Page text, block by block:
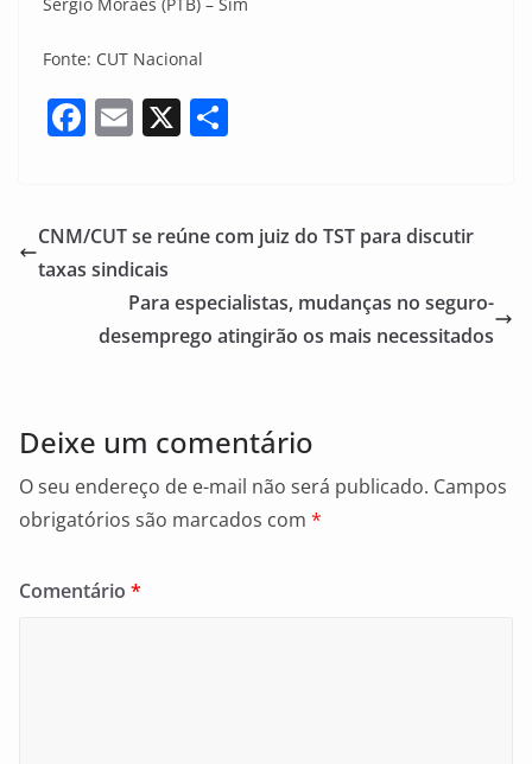
Fonte: CUT Nacional
F
e
b
o
E
l
X
e
CNM/CUT se reúne com juiz do TST para discutir
taxas sindicais
Para especialistas, mudanças no seguro-
desemprego atingirão os mais necessitados
Deixe um comentário
O seu endereço de e-mail não será publicado. Campos
obrigatórios são marcados com *
Comentário *